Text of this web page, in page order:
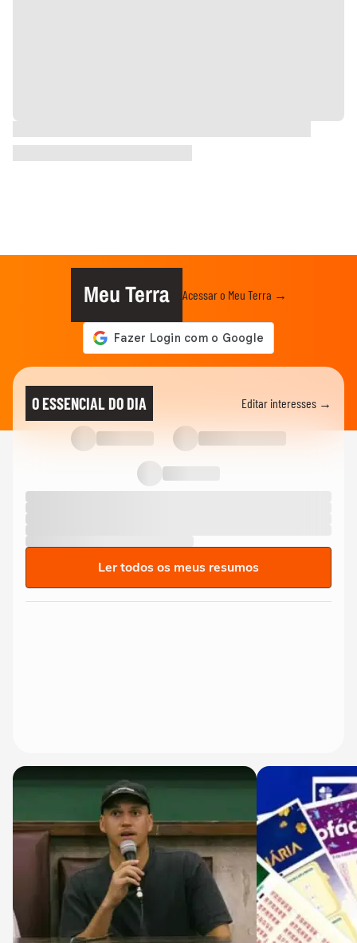
Meu Terra Acessar o Meu Terra →
O ESSENCIAL DO DIA Editar interesses →
Ler todos os meus resumos